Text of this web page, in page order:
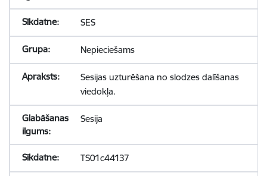
SES
Nepieciešams
Sesijas uzturēšana no slodzes dalīšanas
viedokļa.
Sesija
TS01c44137